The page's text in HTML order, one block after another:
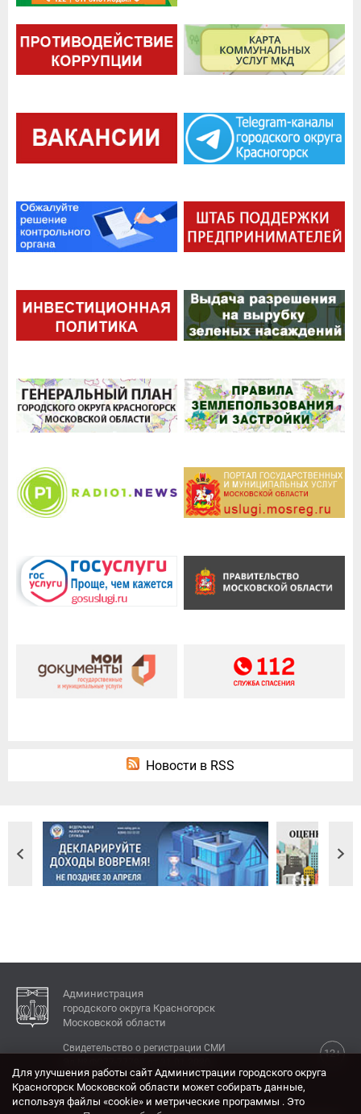
Новости в RSS
Администрация
городского округа Красногорск
Московской области
12+
Свидетельство о регистрации СМИ
КОНТАКТЫ
Для улучшения работы сайт Администрации городского округа
Красногорск Московской области может собирать данные,
используя файлы «cookie» и метрические программы . Это